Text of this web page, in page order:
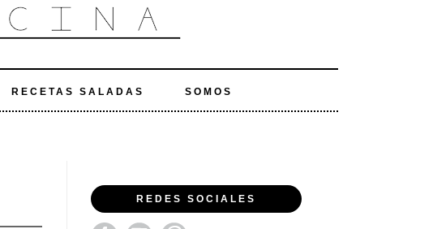
RECETAS SALADAS SOMOS
REDES SOCIALES